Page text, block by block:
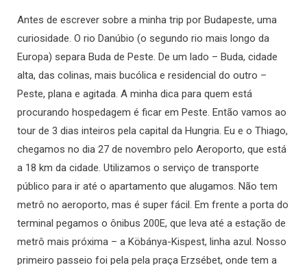
Antes de escrever sobre a minha trip por Budapeste, uma
curiosidade. O rio Danúbio (o segundo rio mais longo da
Europa) separa Buda de Peste. De um lado – Buda, cidade
alta, das colinas, mais bucólica e residencial do outro –
Peste, plana e agitada. A minha dica para quem está
procurando hospedagem é ficar em Peste. Então vamos ao
tour de 3 dias inteiros pela capital da Hungria. Eu e o Thiago,
chegamos no dia 27 de novembro pelo Aeroporto, que está
a 18 km da cidade. Utilizamos o serviço de transporte
público para ir até o apartamento que alugamos. Não tem
metrô no aeroporto, mas é super fácil. Em frente a porta do
terminal pegamos o ônibus 200E, que leva até a estação de
metrô mais próxima – a Köbánya-Kispest, linha azul. Nosso
primeiro passeio foi pela pela praça Erzsébet, onde tem a